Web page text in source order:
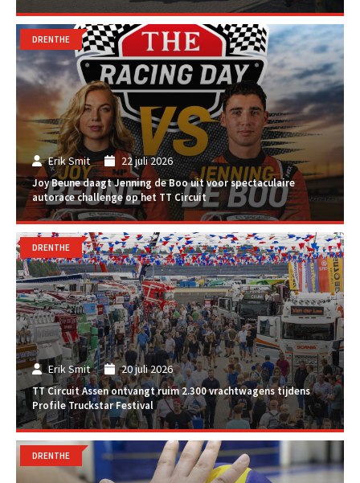
Erik Smit 22 juli 2026
Joy Beune daagt Jenning de Boo uit voor spectaculaire
autorace challenge op het TT Circuit
DRENTHE
Erik Smit 20 juli 2026
TT Circuit Assen ontvangt ruim 2.300 vrachtwagens tijdens
Profile Truckstar Festival
DRENTHE
DRENTHE